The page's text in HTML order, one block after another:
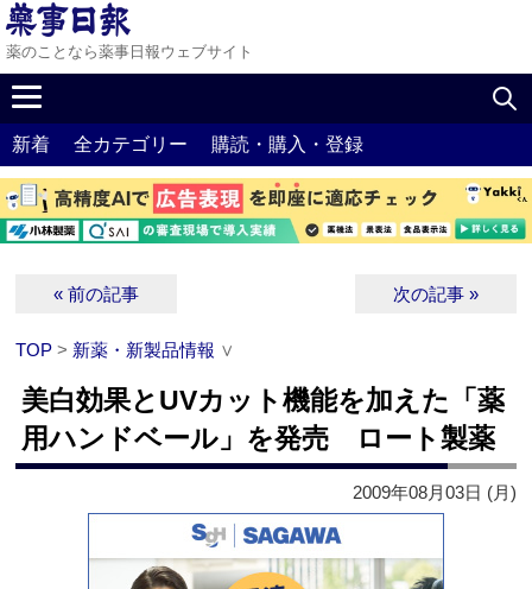
薬のことなら薬事日報ウェブサイト
新着 全カテゴリー 購読・購入・登録
« 前の記事 次の記事 »
TOP > 新薬・新製品情報 ∨
美白効果とUVカット機能を加えた「薬
用ハンドベール」を発売 ロート製薬
2009年08月03日 (月)